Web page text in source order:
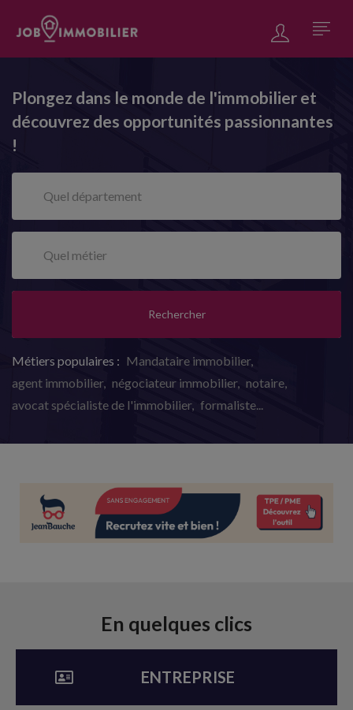
Plongez dans le monde de l'immobilier et
découvrez des opportunités passionnantes
!
Rechercher
Métiers populaires : Mandataire immobilier
agent immobilier négociateur immobilier notaire
avocat spécialiste de l'immobilier formaliste...
En quelques clics​
ENTREPRISE